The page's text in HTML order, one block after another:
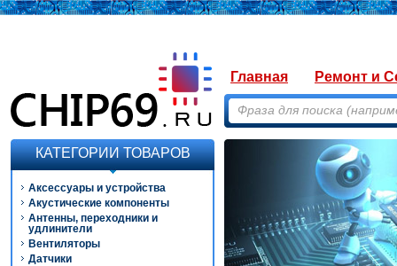
Главная Ремонт и
КАТЕГОРИИ ТОВАРОВ
Аксессуары и устройства
Акустические компоненты
Антенны, переходники и
удлинители
Вентиляторы
Датчики